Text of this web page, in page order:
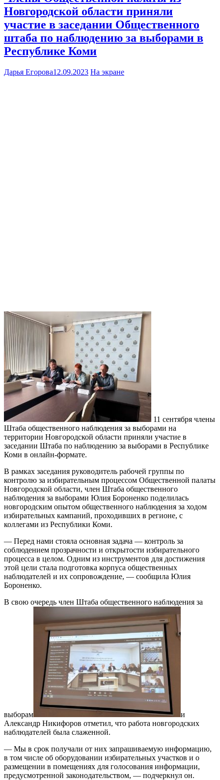
Новгородской области приняли
участие в заседании Общественного
штаба по наблюдению за выборами в
Республике Коми
Дарья Егорова12.09.2023 На экране
11 сентября члены
Штаба общественного наблюдения за выборами на
территории Новгородской области приняли участие в
заседании Штаба по наблюдению за выборами в Республике
Коми в онлайн-формате.
В рамках заседания руководитель рабочей группы по
контролю за избирательным процессом Общественной палаты
Новгородской области, член Штаба общественного
наблюдения за выборами Юлия Бороненко поделилась
новгородским опытом общественного наблюдения за ходом
избирательных кампаний, проходивших в регионе, с
коллегами из Республики Коми.
— Перед нами стояла основная задача — контроль за
соблюдением прозрачности и открытости избирательного
процесса в целом. Одним из инструментов для достижения
этой цели стала подготовка корпуса общественных
наблюдателей и их сопровождение, — сообщила Юлия
Бороненко.
В свою очередь член Штаба общественного наблюдения за
выборам
и
Александр Никифоров отметил, что работа новгородских
наблюдателей была слаженной.
— Мы в срок получали от них запрашиваемую информацию,
в том числе об оборудовании избирательных участков и о
размещении в помещениях для голосования информации,
предусмотренной законодательством, — подчеркнул он.